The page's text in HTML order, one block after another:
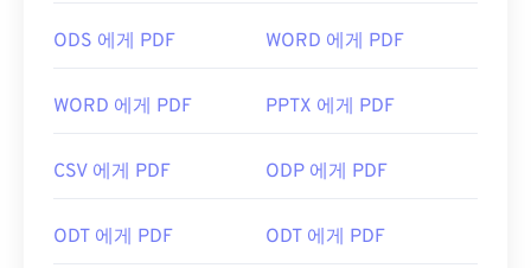
도 있지만, 온라인에서 PDF 링크를 클릭하면 자동으
기능을 원하신다면
SumatraPDF 나MuPDF를
개발자: ISO
유용한 링크:
ODS 에게 PDF WORD 에게 PDF
WORD 에게 PDF PPTX 에게 PDF
CSV 에게 PDF ODP 에게 PDF
ODT 에게 PDF ODT 에게 PDF